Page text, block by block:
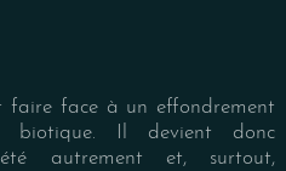
faire face à un effondrement
biotique. Il devient donc
autrement et, surtout,